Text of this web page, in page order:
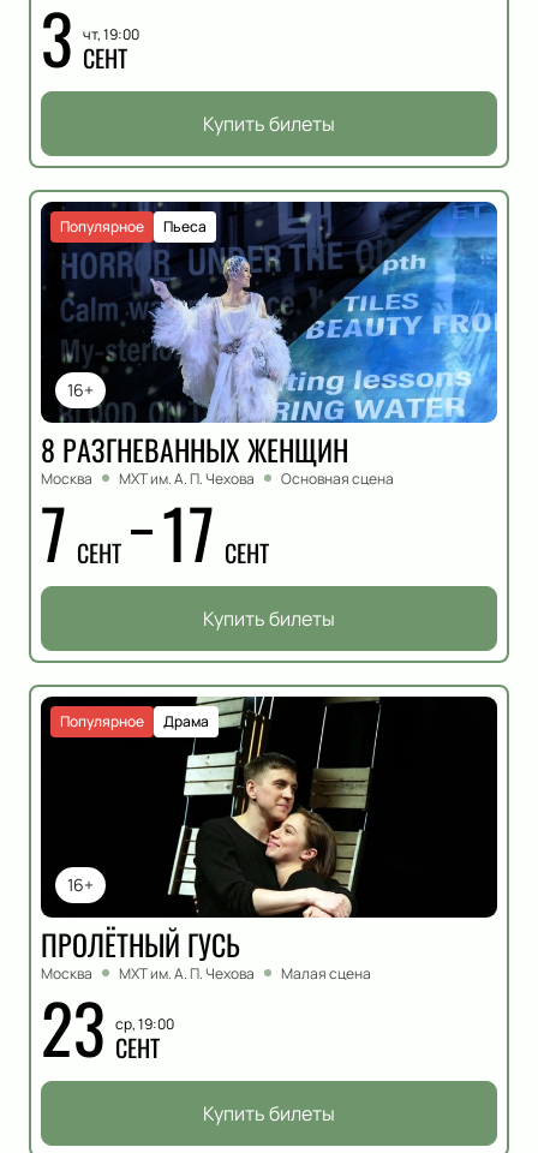
3 чт, 19:00
СЕНТ
Купить билеты
16+
Пьеса
Популярное
8 РАЗГНЕВАННЫХ ЖЕНЩИН
Москва МХТ им. А. П. Чехова Основная сцена
7 СЕНТ 17 СЕНТ
Купить билеты
16+
Драма
Популярное
ПРОЛЁТНЫЙ ГУСЬ
Москва МХТ им. А. П. Чехова Малая сцена
23 ср, 19:00
СЕНТ
Купить билеты